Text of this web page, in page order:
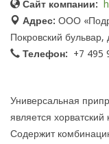
Сайт компании:
Адрес: ООО
Покровский бульвар,
Телефон:
+7 495
Универсальная
является
Содержит